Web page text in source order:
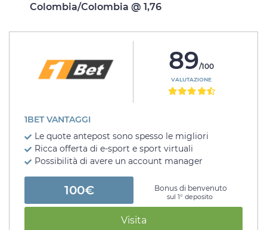
Colombia/Colombia @ 1,76
89/100
VALUTAZIONE
1BET VANTAGGI
Le quote antepost sono spesso le migliori
Ricca offerta di e-sport e sport virtuali
Possibilità di avere un account manager
100€ Bonus di benvenuto
sul 1° deposito
Visita